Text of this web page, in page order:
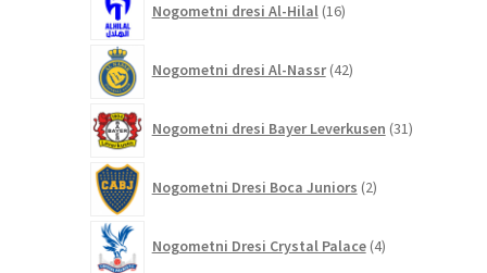
Nogometni dresi Al-Hilal 16izdelkov
Nogometni dresi Al-Nassr 42izdelkov
Nogometni dresi Bayer Leverkusen 31izdelkov
Nogometni Dresi Boca Juniors 2izdelka
Nogometni Dresi Crystal Palace 4izdelki